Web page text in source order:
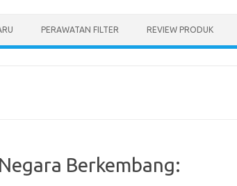
PERAWATAN FILTER REVIEW PRODUK
Berkembang: